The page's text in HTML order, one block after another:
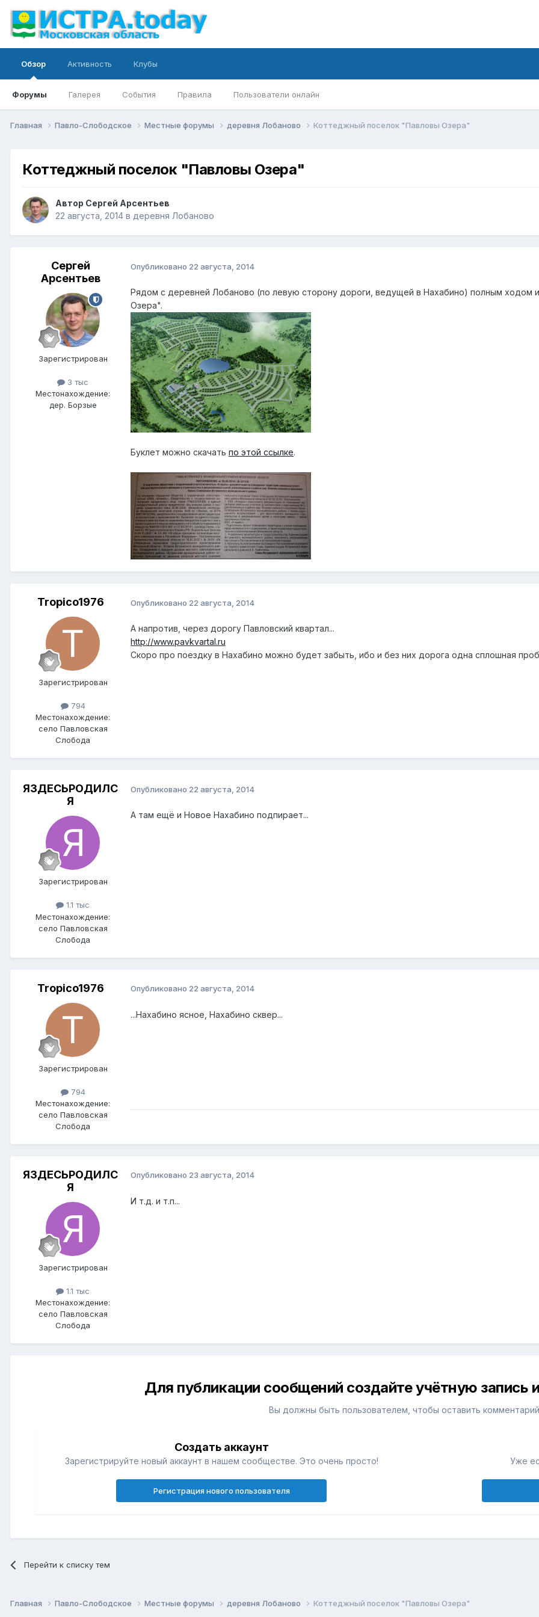
Обзор
Форумы Галерея События Правила Пользователи онлайн
Активность Клубы
Главная Павло-Слободское Местные форумы деревня Лобаново Коттеджный поселок "Павловы Озера"
Коттеджный поселок "Павловы Озера"
Автор Сергей Арсентьев
22 августа, 2014 в деревня Лобаново
Сергей
Арсентьев
Зарегистрирован
3 тыс
Местонахождение:
дер. Борзые
Опубликовано 22 августа, 2014
Рядом с деревней Лобаново (по левую сторону дороги, ведущей в Нахабино) полным ходом
Озера".
Буклет можно скачать по этой ссылке.
Tropico1976
Зарегистрирован
794
Местонахождение:
село Павловская
Слобода
Опубликовано 22 августа, 2014
А напротив, через дорогу Павловский квартал...
http://www.pavkvartal.ru
Скоро про поездку в Нахабино можно будет забыть, ибо и без них дорога одна сплошная
ЯЗДЕСЬРОДИЛС
Я
Зарегистрирован
1.1 тыс
Местонахождение:
село Павловская
Слобода
Опубликовано 22 августа, 2014
А там ещё и Новое Нахабино подпирает...
Tropico1976
Зарегистрирован
794
Местонахождение:
село Павловская
Слобода
Опубликовано 22 августа, 2014
...Нахабино ясное, Нахабино сквер...
ЯЗДЕСЬРОДИЛС
Я
Зарегистрирован
1.1 тыс
Местонахождение:
село Павловская
Слобода
Опубликовано 23 августа, 2014
И т.д. и т.п...
Для публикации сообщений создайте учётную запись
Вы должны быть пользователем, чтобы оставить комментарий
Создать аккаунт
Зарегистрируйте новый аккаунт в нашем сообществе. Это очень просто!
Регистрация нового пользователя
Уже
Перейти к списку тем
Главная Павло-Слободское Местные форумы деревня Лобаново Коттеджный поселок "Павловы Озера"